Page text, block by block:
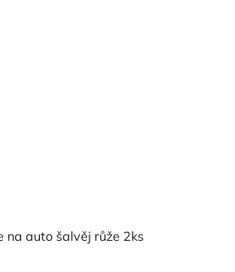
na auto šalvěj růže 2ks